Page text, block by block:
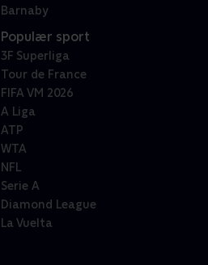
Barnaby
Populær sport
3F Superliga
Tour de France
FIFA VM 2026
A Liga
ATP
WTA
NFL
Serie A
Diamond League
La Vuelta